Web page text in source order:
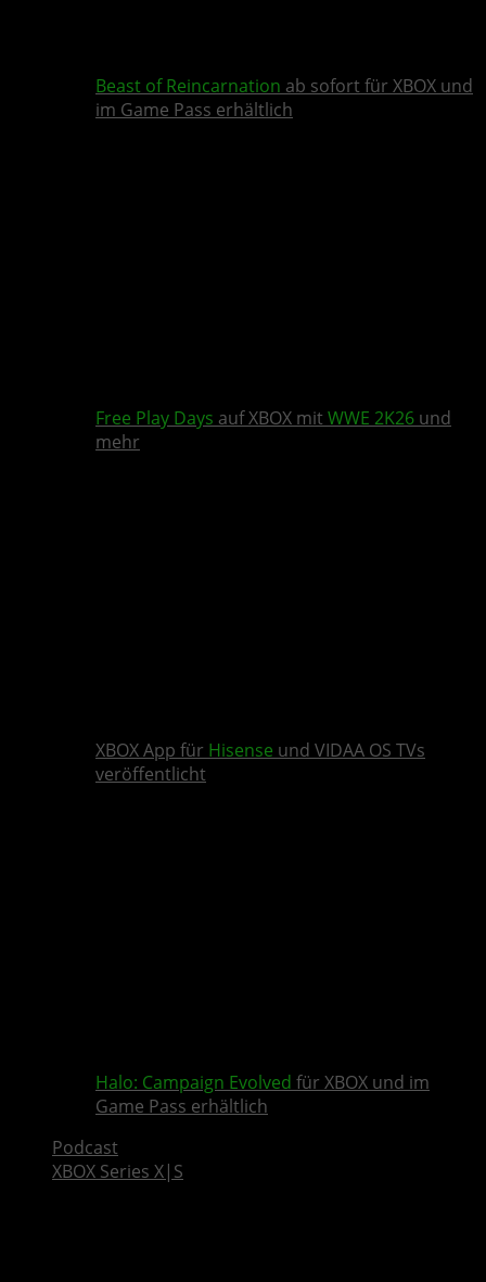
Beast of Reincarnation ab sofort für XBOX und
im Game Pass erhältlich
Free Play Days auf XBOX mit WWE 2K26 und
mehr
XBOX App für Hisense und VIDAA OS TVs
veröffentlicht
Halo: Campaign Evolved für XBOX und im
Game Pass erhältlich
Podcast
XBOX Series X|S